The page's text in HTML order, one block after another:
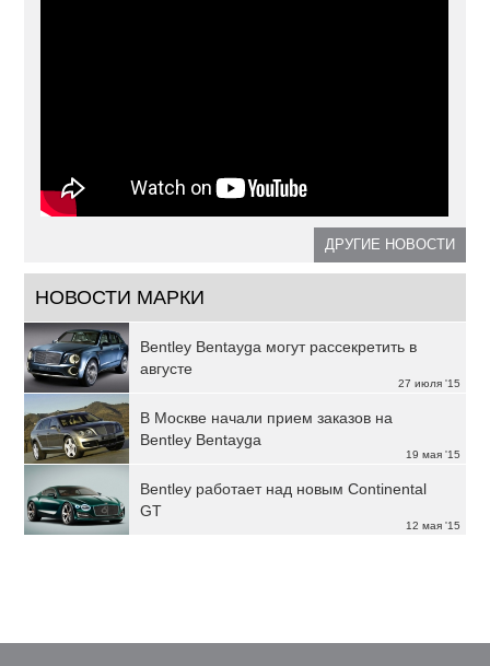
ДРУГИЕ НОВОСТИ
НОВОСТИ МАРКИ
27 июля '15
Bentley Bentayga могут рассекретить в
августе
19 мая '15
В Москве начали прием заказов на
Bentley Bentayga
12 мая '15
Bentley работает над новым Continental
GT